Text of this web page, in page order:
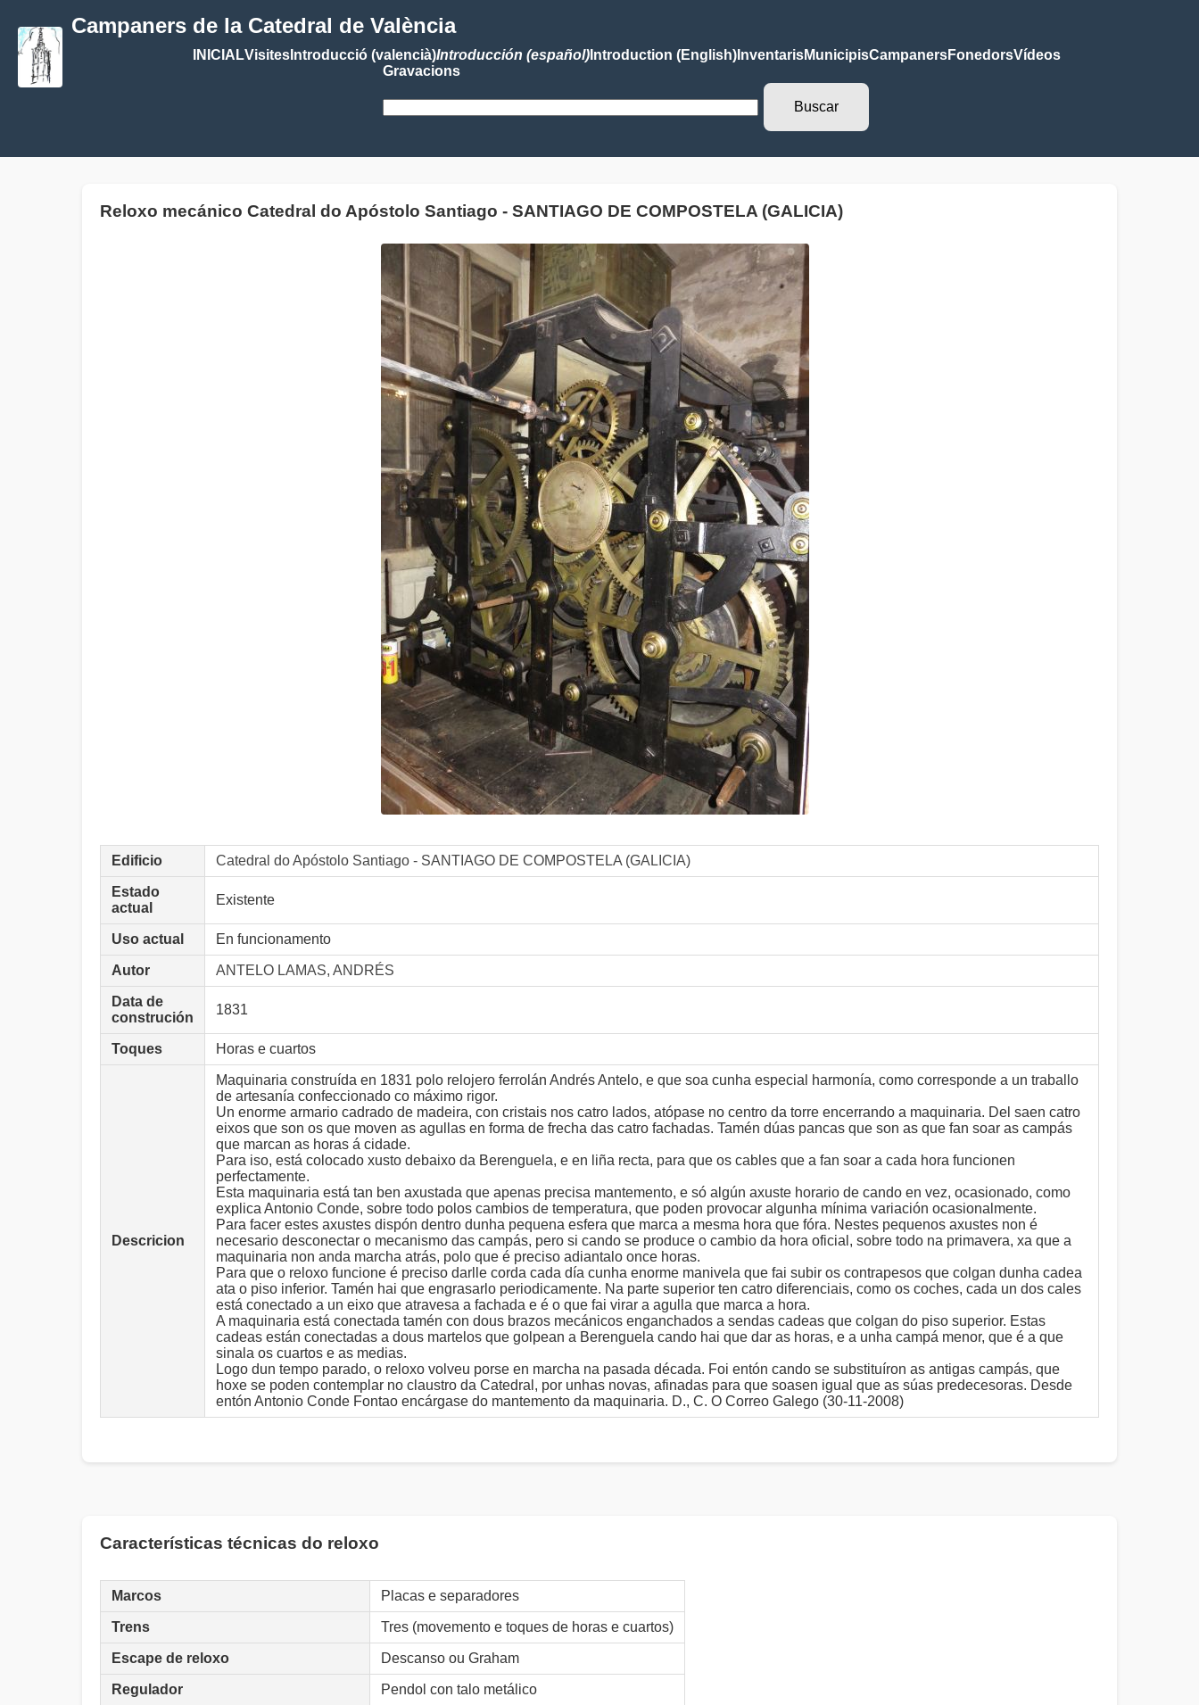
Campaners de la Catedral de València
INICIALVisitesIntroducció (valencià)Introducción (español)Introduction (English)InventarisMunicipisCampanersFonedorsVídeos
Gravacions
Reloxo mecánico Catedral do Apóstolo Santiago - SANTIAGO DE COMPOSTELA (GALICIA)
Edificio Catedral do Apóstolo Santiago - SANTIAGO DE COMPOSTELA (GALICIA)
Estado
actual
Existente
Uso actual En funcionamento
Autor ANTELO LAMAS, ANDRÉS
Data de
construción
1831
Toques Horas e cuartos
Descricion
Maquinaria construída en 1831 polo relojero ferrolán Andrés Antelo, e que soa cunha especial harmonía, como corresponde a un traballo
de artesanía confeccionado co máximo rigor.
Un enorme armario cadrado de madeira, con cristais nos catro lados, atópase no centro da torre encerrando a maquinaria. Del saen catro
eixos que son os que moven as agullas en forma de frecha das catro fachadas. Tamén dúas pancas que son as que fan soar as campás
que marcan as horas á cidade.
Para iso, está colocado xusto debaixo da Berenguela, e en liña recta, para que os cables que a fan soar a cada hora funcionen
perfectamente.
Esta maquinaria está tan ben axustada que apenas precisa mantemento, e só algún axuste horario de cando en vez, ocasionado, como
explica Antonio Conde, sobre todo polos cambios de temperatura, que poden provocar algunha mínima variación ocasionalmente.
Para facer estes axustes dispón dentro dunha pequena esfera que marca a mesma hora que fóra. Nestes pequenos axustes non é
necesario desconectar o mecanismo das campás, pero si cando se produce o cambio da hora oficial, sobre todo na primavera, xa que a
maquinaria non anda marcha atrás, polo que é preciso adiantalo once horas.
Para que o reloxo funcione é preciso darlle corda cada día cunha enorme manivela que fai subir os contrapesos que colgan dunha cadea
ata o piso inferior. Tamén hai que engrasarlo periodicamente. Na parte superior ten catro diferenciais, como os coches, cada un dos cales
está conectado a un eixo que atravesa a fachada e é o que fai virar a agulla que marca a hora.
A maquinaria está conectada tamén con dous brazos mecánicos enganchados a sendas cadeas que colgan do piso superior. Estas
cadeas están conectadas a dous martelos que golpean a Berenguela cando hai que dar as horas, e a unha campá menor, que é a que
sinala os cuartos e as medias.
Logo dun tempo parado, o reloxo volveu porse en marcha na pasada década. Foi entón cando se substituíron as antigas campás, que
hoxe se poden contemplar no claustro da Catedral, por unhas novas, afinadas para que soasen igual que as súas predecesoras. Desde
entón Antonio Conde Fontao encárgase do mantemento da maquinaria. D., C. O Correo Galego (30-11-2008)
Características técnicas do reloxo
Marcos Placas e separadores
Trens Tres (movemento e toques de horas e cuartos)
Escape de reloxo Descanso ou Graham
Regulador Pendol con talo metálico